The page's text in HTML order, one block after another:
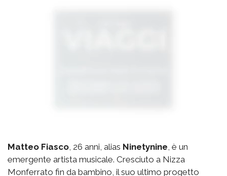
Matteo Fiasco , 26 anni, alias Ninetynine , è un
emergente artista musicale. Cresciuto a Nizza
Monferrato fin da bambino, il suo ultimo progetto